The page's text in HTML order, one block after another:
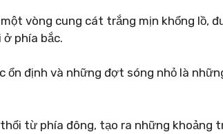
vòng cung cát trắng mịn khổng lồ,
phía bắc.
ổn định và những đợt sóng nhỏ là
từ phía đông, tạo ra những khoảng